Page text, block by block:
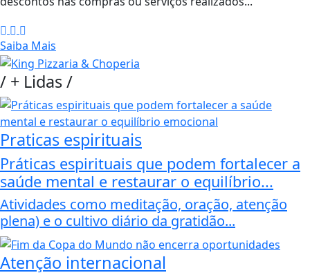
Saiba Mais
/ + Lidas/
Praticas espirituais
Práticas espirituais que podem fortalecer a
saúde mental e restaurar o equilíbrio...
Atividades como meditação, oração, atenção
plena) e o cultivo diário da gratidão...
Atenção internacional